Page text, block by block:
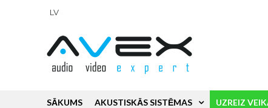
LV
SĀKUMS AKUSTISKĀS SISTĒMAS UZREIZ